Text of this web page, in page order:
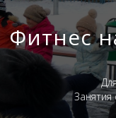
Фитнес
Занятия